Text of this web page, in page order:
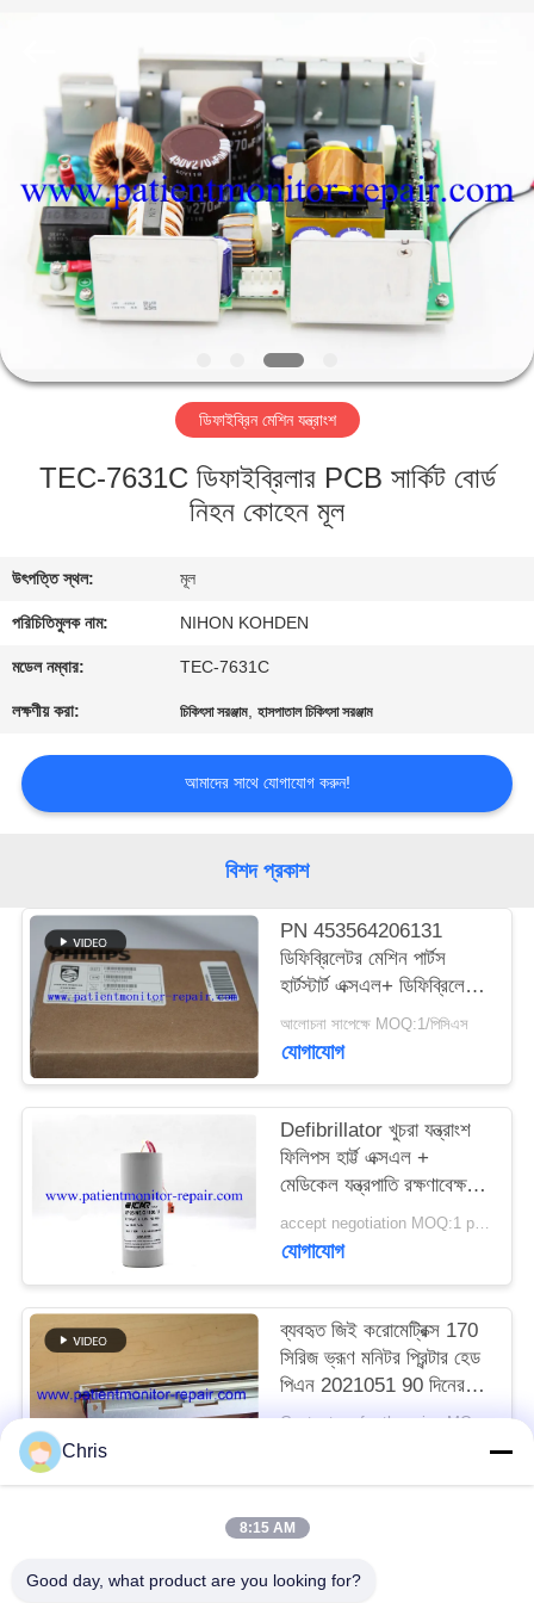
বাড়ি
পণ্য
ভিডিও
আমাদের
সম্বন্ধে
কারখানা
গুণমান
নিয়ন্ত্রণ
আমাদের
সাথে
যোগাযোগ
উদ্ধৃতি
অনুরোধ
করুন
NEWS
PRIVACY
POLICY
Reserved.
ডিফাইব্রিন মেশিন যন্ত্রাংশ
TEC-7631C ডিফাইব্রিলার PCB সার্কিট বোর্ড
নিহন কোহেন মূল
উৎপত্তি স্থল: মূল
পরিচিতিমুলক নাম: NIHON KOHDEN
মডেল নম্বার: TEC-7631C
লক্ষণীয় করা: চিকিৎসা সরঞ্জাম,হাসপাতাল চিকিৎসা সরঞ্জাম
আমাদের সাথে যোগাযোগ করুন!
বিশদ প্রকাশ
PN 453564206131
ডিফিব্রিলেটর মেশিন পার্টস
হার্টস্টার্ট এক্সএল+ ডিফিব্রিলেটর
আলোচনা সাপেক্ষে MOQ:1/পিসিএস
যোগাযোগ
Defibrillator খুচরা যন্ত্রাংশ
ফিলিপস হার্ট্ট এক্সএল +
মেডিকেল যন্ত্রপাতি রক্ষণাবেক্ষণের
জন্য Defibrillator ক্যাপাসিটিaccept negotiation MOQ:1 pcs
যোগাযোগ
ব্যবহৃত জিই করোমেট্রিক্স 170
সিরিজ ভ্রূণ মনিটর প্রিন্টার হেড
পিএন 2021051 90 দিনের
ওয়ারেন্টি সহ
Contact us for the price MOQ:1
Chris
8:15 AM
Good day, what product are you looking for?